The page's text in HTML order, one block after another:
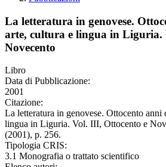
La letteratura in genovese.
arte, cultura e lingua in Liguria.
Novecento
Libro
Data di Pubblicazione:
2001
Citazione:
La letteratura in genovese. Ottocento anni
lingua in Liguria. Vol. III, Ottocento e
(2001), p. 256.
Tipologia CRIS:
3.1 Monografia o trattato scientifico